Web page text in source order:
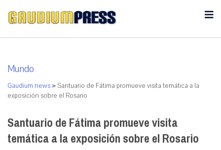
Mundo
Gaudium news >Santuario de Fátima promueve visita temática a la
exposición sobre el Rosario
Santuario de Fátima promueve visita
temática a la exposición sobre el Rosario